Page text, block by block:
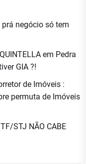
prá negócio só tem
em Pedra
GIA ?!
de Imóveis :
permuta de Imóveis
STJ NÃO CABE